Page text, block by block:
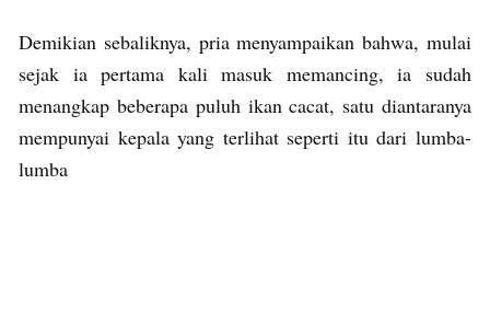
Demikian sebaliknya, pria menyampaikan bahwa, mulai
sejak ia pertama kali masuk memancing, ia sudah
menangkap beberapa puluh ikan cacat, satu diantaranya
mempunyai kepala yang terlihat seperti itu dari lumba-
lumba